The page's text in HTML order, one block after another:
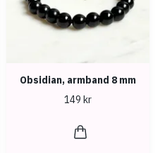
Obsidian, armband 8 mm
149 kr